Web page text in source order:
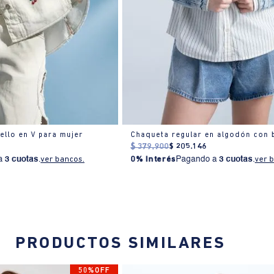
en V para mujer
3 cuotas.ver bancos.
$ 379.900$ 205.146
0% Interés Pagando a3 cuotas.ver
PRODUCTOS SIMILARES
50%OFF